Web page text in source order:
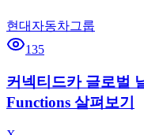
현대자동차그룹
135
커넥티드카 글로벌
Functions 살펴보기